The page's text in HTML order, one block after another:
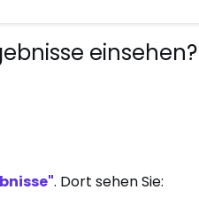
einsehen?
. Dort sehen Sie: